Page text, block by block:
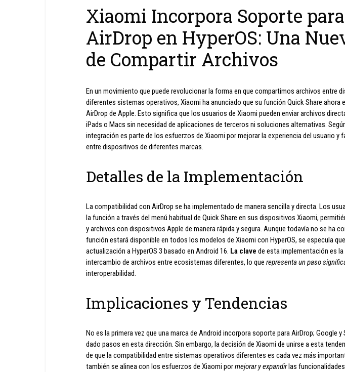
Xiaomi Incorpora Soporte para
AirDrop en HyperOS: Una
de Compartir Archivos
En un movimiento que puede revolucionar la forma en que compartimos archivos entre
diferentes sistemas operativos, Xiaomi ha anunciado que su función Quick Share ahora
AirDrop de Apple. Esto significa que los usuarios de Xiaomi pueden enviar archivos
iPads o Macs sin necesidad de aplicaciones de terceros ni soluciones alternativas.
integración es parte de los esfuerzos de Xiaomi por mejorar la experiencia del usuario y
entre dispositivos de diferentes marcas.
Detalles de la Implementación
La compatibilidad con AirDrop se ha implementado de manera sencilla y directa. Los
la función a través del menú habitual de Quick Share en sus dispositivos Xiaomi,
y archivos con dispositivos Apple de manera rápida y segura. Aunque todavía no se ha
función estará disponible en todos los modelos de Xiaomi con HyperOS, se especula
actualización a HyperOS 3 basado en Android 16. La clave de esta implementación es
intercambio de archivos entre ecosistemas diferentes, lo que representa un paso
interoperabilidad.
Implicaciones y Tendencias
No es la primera vez que una marca de Android incorpora soporte para AirDrop; Google y
dado pasos en esta dirección. Sin embargo, la decisión de Xiaomi de unirse a esta
de que la compatibilidad entre sistemas operativos diferentes es cada vez más
también se alinea con los esfuerzos de Xiaomi pormejorar y expandirlas